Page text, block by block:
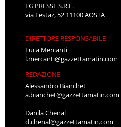
LG PRESSE S.R.L.
via Festaz, 52 11100 AOSTA
DIRETTORE RESPONSABILE
Luca Mercanti
l.mercanti@gazzettamatin.com
REDAZIONE
Alessandro Bianchet
a.bianchet@gazzettamatin.com
Danila Chenal
d.chenal@gazzettamatin.com